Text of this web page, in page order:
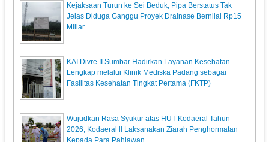
Kejaksaan Turun ke Sei Beduk, Pipa Berstatus Tak
Jelas Diduga Ganggu Proyek Drainase Bernilai Rp15
Miliar
KAI Divre II Sumbar Hadirkan Layanan Kesehatan
Lengkap melalui Klinik Mediska Padang sebagai
Fasilitas Kesehatan Tingkat Pertama (FKTP)
Wujudkan Rasa Syukur atas HUT Kodaeral Tahun
2026, Kodaeral ll Laksanakan Ziarah Penghormatan
Kepada Para Pahlawan